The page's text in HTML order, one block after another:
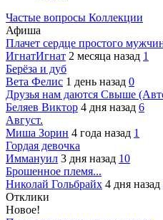
Частые вопросы Коллекции
Афиша
Плачет сердце простого
ИгнатИгнат 2 месяца назад 1
Берёза и дуб
Вета Фелис 1 день назад 0
Друзья нам даются Свыше
Беляев Виктор 4 дня назад 6
Август.
Миша Зорин 4 года назад 1
Гордая девочка
Иммануил 3 дня назад 10
Брошенное племя...
Николай Гольбрайх 4 дня назад
Отклики
Новое!